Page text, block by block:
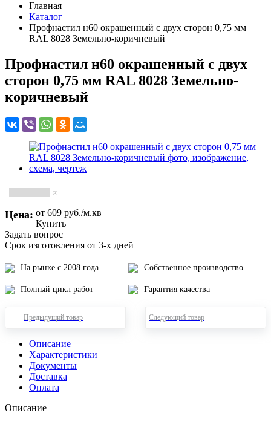
Главная
Каталог
Профнастил н60 окрашенный с двух сторон 0,75 мм
RAL 8028 Земельно-коричневый
Профнастил н60 окрашенный с двух
сторон 0,75 мм RAL 8028 Земельно-
коричневый
(0)
Цена: от 609 руб./м.кв
Купить
Задать вопрос
Срок изготовления от 3-х дней
На рынке с 2008 года Собственное производство
Полный цикл работ Гарантия качества
Предыдущий товар Следующий товар
Описание
Характеристики
Документы
Доставка
Оплата
Описание